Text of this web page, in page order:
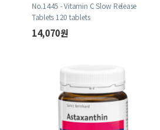
No.1445 - Vitamin C Slow Release
Tablets 120 tablets
14,070원